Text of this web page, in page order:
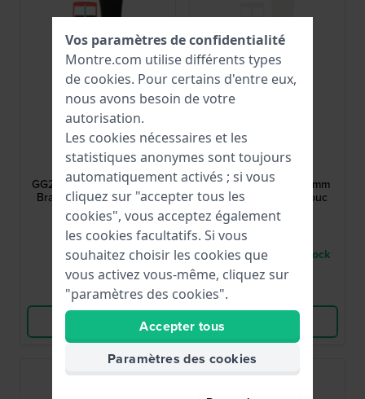
Swatch
AGG211
GG211 Powder Turn 17 mm
Bracelet en résine noire
brillante
15,00 €
● En stock
Comparer
Voir les produits
Swatch
AGW151O
GW151 Just White 17 mm
Bracelet en caoutchouc
silicone blanc
30,00 €
● Seulement 1 en stock
Voir les produits
Vos paramètres de confidentialité
Montre.com utilise différents types
de cookies. Pour certains d'entre eux,
nous avons besoin de votre
autorisation.
Les cookies nécessaires et les
statistiques anonymes sont toujours
automatiquement activés ; si vous
cliquez sur "accepter tous les
cookies", vous acceptez également
les cookies facultatifs. Si vous
souhaitez choisir les cookies que
vous activez vous-même, cliquez sur
"paramètres des cookies".
Accepter tous
Paramètres des cookies